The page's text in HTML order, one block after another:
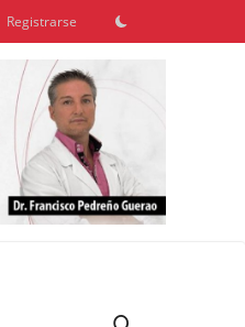
Registrarse